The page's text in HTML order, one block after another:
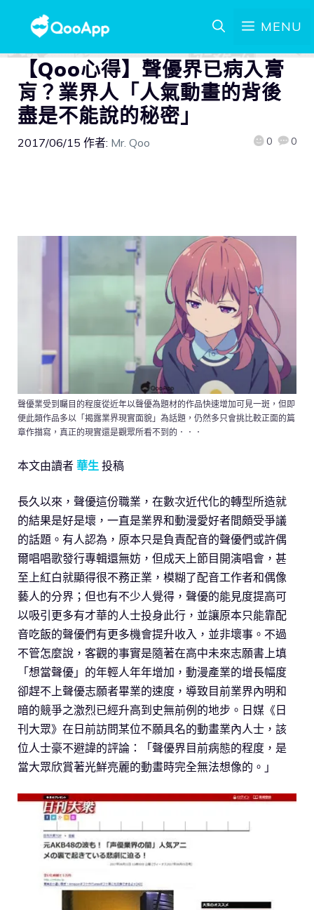
MENU
【Qoo心得】聲優界已病入膏
肓？業界人「人氣動畫的背後
盡是不能說的秘密」
2017/06/15 作者: Mr. Qoo 0 0
聲優業受到矚目的程度從近年以聲優為題材的作品快速增加可見一斑，但即
便此類作品多以「揭露業界現實面貌」為話題，仍然多只會挑比較正面的篇
章作描寫，真正的現實還是觀眾所看不到的．．．
本文由讀者 華生 投稿
長久以來，聲優這份職業，在數次近代化的轉型所造就
的結果是好是壞，一直是業界和動漫愛好者間頗受爭議
的話題。有人認為，原本只是負責配音的聲優們或許偶
爾唱唱歌發行專輯還無妨，但成天上節目開演唱會，甚
至上紅白就顯得很不務正業，模糊了配音工作者和偶像
藝人的分界；但也有不少人覺得，聲優的能見度提高可
以吸引更多有才華的人士投身此行，並讓原本只能靠配
音吃飯的聲優們有更多機會提升收入，並非壞事。不過
不管怎麼說，客觀的事實是隨著在高中未來志願書上填
「想當聲優」的年輕人年年增加，動漫產業的增長幅度
卻趕不上聲優志願者畢業的速度，導致目前業界內明和
暗的競爭之激烈已經升高到史無前例的地步。日媒《日
刊大眾》在日前訪問某位不願具名的動畫業內人士，該
位人士豪不避諱的評論：「聲優界目前病態的程度，是
當大眾欣賞著光鮮亮麗的動畫時完全無法想像的。」